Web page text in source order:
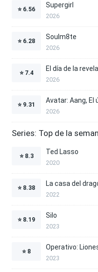
⭐ 6.56
Supergirl
2026
⭐ 6.28
Soulm8te
2026
⭐ 7.4
El día de la
2026
⭐ 9.31
Avatar: Aang, El
2026
Series: Top de la
⭐ 8.3
Ted Lasso
2020
⭐ 8.38
La casa del
2022
⭐ 8.19
Silo
2023
⭐ 8
Operativo:
2023